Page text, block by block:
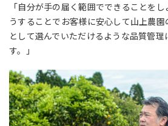
「自分が手の届く範囲でできることを
うすることでお客様に安心して山上農
として選んでいただけるような品質管理
す。」